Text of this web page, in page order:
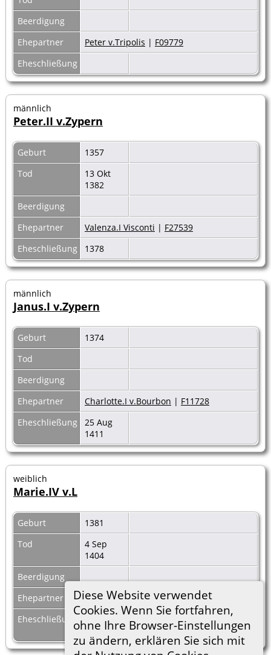
Diese Website verwendet
Cookies. Wenn Sie fortfahren,
ohne Ihre Browser-Einstellungen
zu ändern, erklären Sie sich mit
Beerdigung
Ehepartner
Peter v.Tripolis | F09779
Eheschließung
männlich
Peter.II v.Zypern
Geburt
1357
Tod
13 Okt
1382
Beerdigung
Ehepartner
Valenza.I Visconti | F27539
Eheschließung
1378
männlich
Janus.I v.Zypern
Geburt
1374
Tod
Beerdigung
Ehepartner
Charlotte.I v.Bourbon | F11728
Eheschließung
25 Aug
1411
weiblich
Marie.IV v.L
Geburt
1381
Tod
4 Sep
1404
Beerdigung
Ehepartner
Ladislav v.Neapel|F24237
Eheschließung
12 Feb
1403